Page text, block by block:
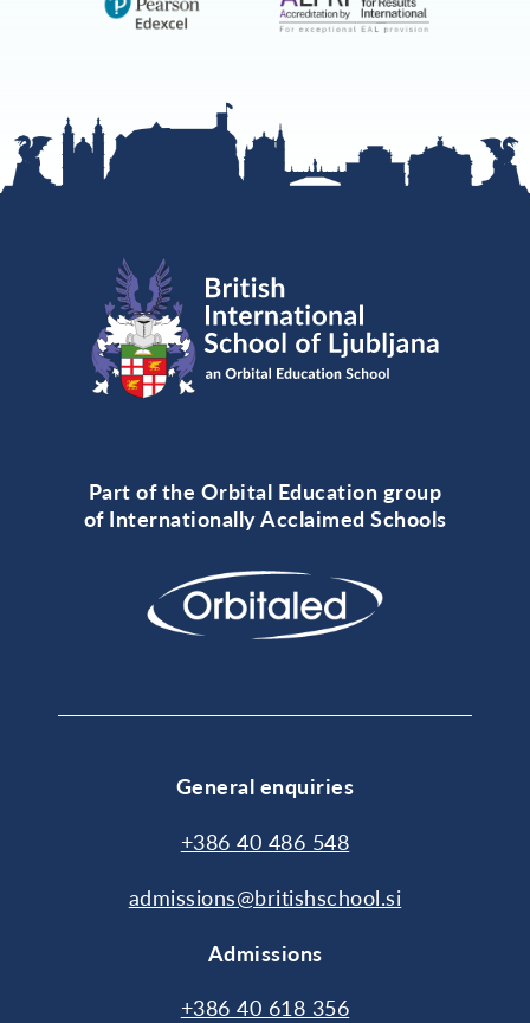
Part of the Orbital Education group
of Internationally Acclaimed Schools
General enquiries
+386 40 486 548
admissions@britishschool.si
Admissions
+386 40 618 356